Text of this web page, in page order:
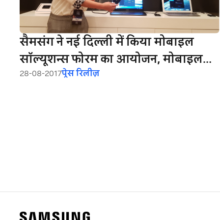
सैमसंग ने नई दिल्ली में किया मोबाइल
सॉल्यूशन्स फोरम का आयोजन, मोबाइल
कॉम्पोनेंट टेक के लिए भारत पर टिकाई नज़रें
28-08-2017प्रेस रिलीज़